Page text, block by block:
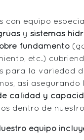
con equipo
y sistemas
fundamento
etc.)
para la variedad
así asegurando
calidad y
dentro de
equipo